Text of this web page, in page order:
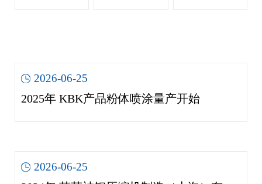
品质
机箱
2026-06-25
2025年 KBK产品粉体喷涂量产开始
2026-06-25